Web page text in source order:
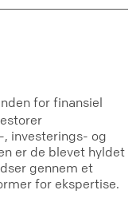
for finansiel
investerings- og
er de blevet hyldet
gennem et
for ekspertise.